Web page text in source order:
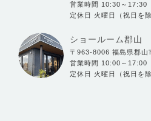
営業時間 10:30～17:30
定休日 火曜日（祝日を
ショールーム郡山
〒963-8006 福島県郡山
営業時間 10:00～17:00
定休日 火曜日（祝日を